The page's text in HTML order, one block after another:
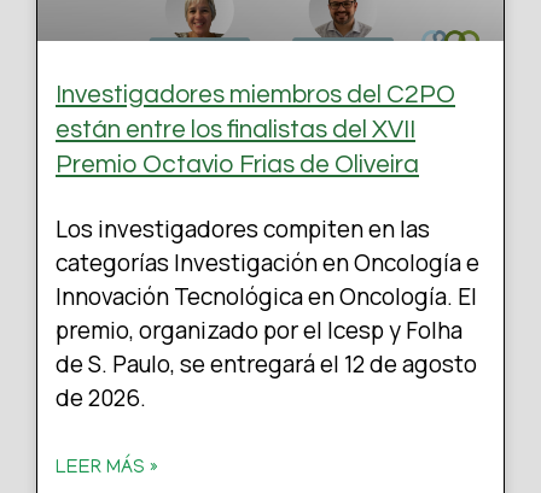
Investigadores miembros del C2PO
están entre los finalistas del XVII
Premio Octavio Frias de Oliveira
Los investigadores compiten en las
categorías Investigación en Oncología e
Innovación Tecnológica en Oncología. El
premio, organizado por el Icesp y Folha
de S. Paulo, se entregará el 12 de agosto
de 2026.
LEER MÁS »